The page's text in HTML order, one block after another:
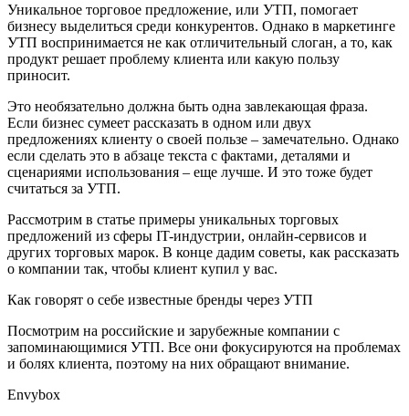
Уникальное торговое предложение, или УТП, помогает
бизнесу выделиться среди конкурентов. Однако в маркетинге
УТП воспринимается не как отличительный слоган, а то, как
продукт решает проблему клиента или какую пользу
приносит.
Это необязательно должна быть одна завлекающая фраза.
Если бизнес сумеет рассказать в одном или двух
предложениях клиенту о своей пользе – замечательно. Однако
если сделать это в абзаце текста с фактами, деталями и
сценариями использования – еще лучше. И это тоже будет
считаться за УТП.
Рассмотрим в статье примеры уникальных торговых
предложений из сферы IT-индустрии, онлайн-сервисов и
других торговых марок. В конце дадим советы, как рассказать
о компании так, чтобы клиент купил у вас.
Как говорят о себе известные бренды через УТП
Посмотрим на российские и зарубежные компании с
запоминающимися УТП. Все они фокусируются на проблемах
и болях клиента, поэтому на них обращают внимание.
Envybox